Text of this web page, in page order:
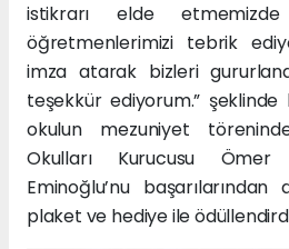
istikrarı elde
öğretmenlerimizi tebrik
imza atarak bizleri
teşekkür ediyorum.”
okulun mezuniyet
Okulları Kurucusu Ömer
Eminoğlu’nu
plaket ve hediye ile